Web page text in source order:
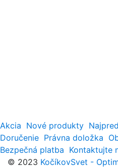
Akcia Nové produkty
Doručenie Právna doložka
Bezpečná platba Kontaktujte
© 2023 KočíkovSvet -